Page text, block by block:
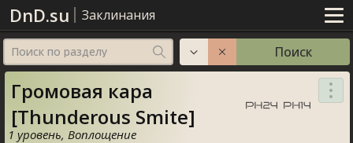
DnD.su Заклинания
Поиск по разделу Поиск
Громовая кара
[Thunderous Smite]
1 уровень, Воплощение